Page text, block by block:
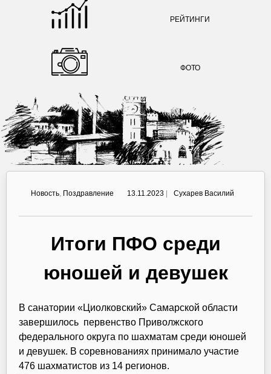
РЕЙТИНГИ
ФОТО
Новость, Поздравление 13.11.2023 Сухарев Василий
Итоги ПФО среди
юношей и девушек
В санатории «Циолковский» Самарской области
завершилось первенство Приволжского
федерального округа по шахматам среди юношей
и девушек. В соревнованиях принимало участие
476 шахматистов из 14 регионов.